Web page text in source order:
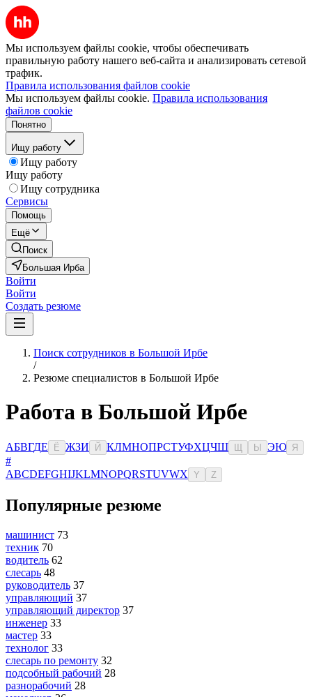
Мы используем файлы cookie, чтобы обеспечивать
правильную работу нашего веб-сайта и анализировать сетевой
трафик.
Правила использования файлов cookie
Мы используем файлы cookie. Правила использования
файлов cookie
Понятно
Ищу работу
Ищу работу
Ищу работу
Ищу сотрудника
Сервисы
Помощь
Ещё
Поиск
Большая Ирба
Войти
Войти
Создать резюме
Поиск сотрудников в Большой Ирбе
/
Резюме специалистов в Большой Ирбе
Работа в Большой Ирбе
АБВГДЕ Ё ЖЗИ Й КЛМНОПРСТУФХЦЧШ Ы ЭЮ Я
#
ABCDEFGHIJKLMNOPQRSTUVWX Y Z
Популярные резюме
машинист 73
техник 70
водитель 62
слесарь 48
руководитель 37
управляющий 37
управляющий директор 37
инженер 33
мастер 33
технолог 33
слесарь по ремонту 32
подсобный рабочий 28
разнорабочий 28